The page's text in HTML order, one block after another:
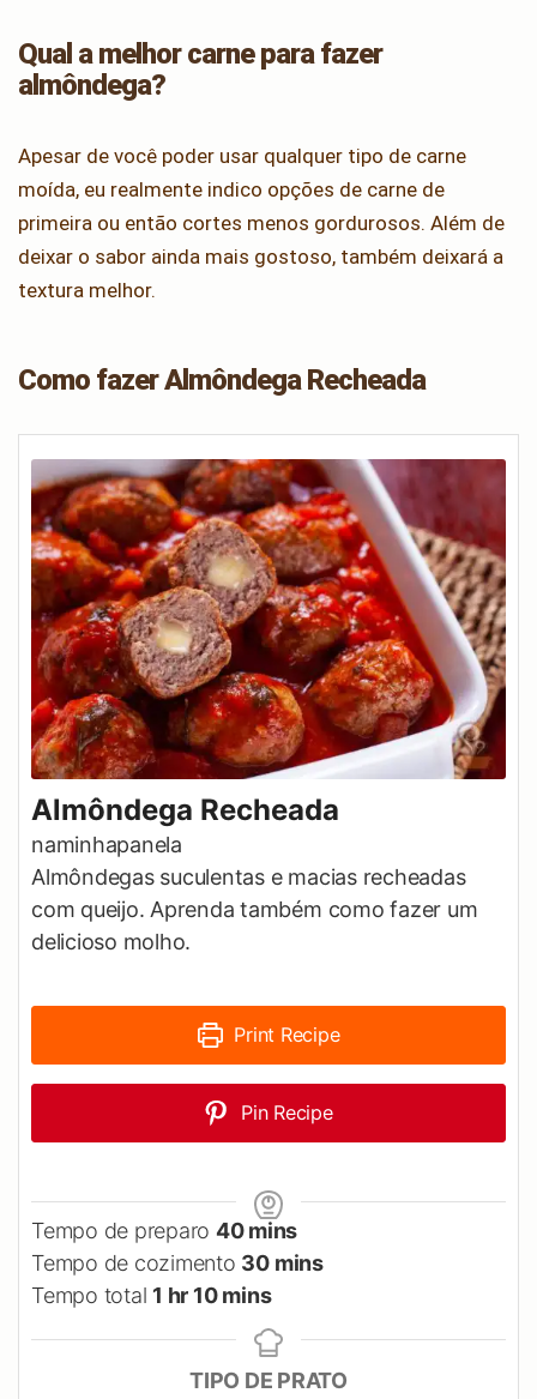
Qual a melhor carne para fazer
almôndega?
Apesar de você poder usar qualquer tipo de carne
moída, eu realmente indico opções de carne de
primeira ou então cortes menos gordurosos. Além de
deixar o sabor ainda mais gostoso, também deixará a
textura melhor.
Como fazer Almôndega Recheada
Almôndega Recheada
naminhapanela
Almôndegas suculentas e macias recheadas
com queijo. Aprenda também como fazer um
delicioso molho.
Print Recipe
Pin Recipe
Tempo de preparo 40minutes
mins
Tempo de cozimento 30minutes
mins
Tempo total 1 hour
hr 10minutes
mins
TIPO DE PRATO